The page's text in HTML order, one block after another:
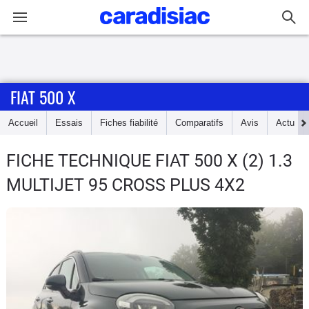
Accueil
Essais
Utilitaires
FIAT 500 X
Accueil Essais Fiches fiabilité Comparatifs Avis Actu
FICHE TECHNIQUE FIAT 500 X (2) 1.3
MULTIJET 95 CROSS PLUS 4X2